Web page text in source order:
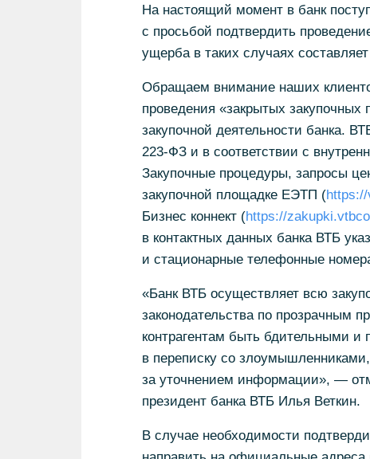
На настоящий момент в банк
с просьбой подтвердить
ущерба в таких случаях
Обращаем внимание наших
проведения «закрытых
закупочной деятельности банка.
223-ФЗи в соответствии с
Закупочные процедуры, запросы
закупочной площадке ЕЭТП (
Бизнес коннект (https://
в контактных данных банка ВТБ
и стационарные телефонные
«Банк ВТБ осуществляет всю
законодательства по
контрагентам быть бдительными и
в переписку со
за уточнением информации», —
президент банка ВТБ Илья Веткин.
В случае необходимости